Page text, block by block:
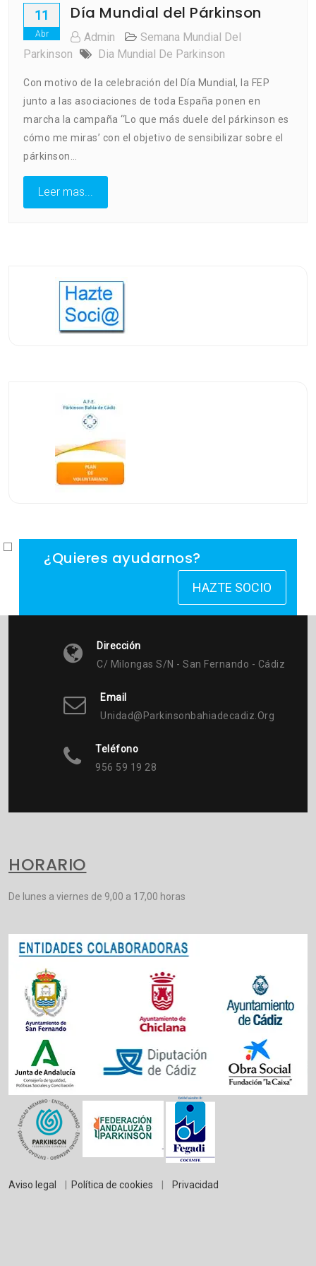
11
Abr
Día Mundial del Párkinson
Admin
Semana Mundial Del
Parkinson
Dia Mundial De Parkinson
Con motivo de la celebración del Día Mundial, la FEP
junto a las asociaciones de toda España ponen en
marcha la campaña ‘‘Lo que más duele del párkinson es
cómo me miras’ con el objetivo de sensibilizar sobre el
párkinson…
Leer mas...
¿Quieres ayudarnos?
HAZTE SOCIO
Dirección
C/ Milongas S/n - San Fernando - Cádiz
Email
Unidad@parkinsonbahiadecadiz.org
Teléfono
956 59 19 28
HORARIO
De lunes a viernes de 9,00 a 17,00 horas
Aviso legal | Política de cookies | Privacidad